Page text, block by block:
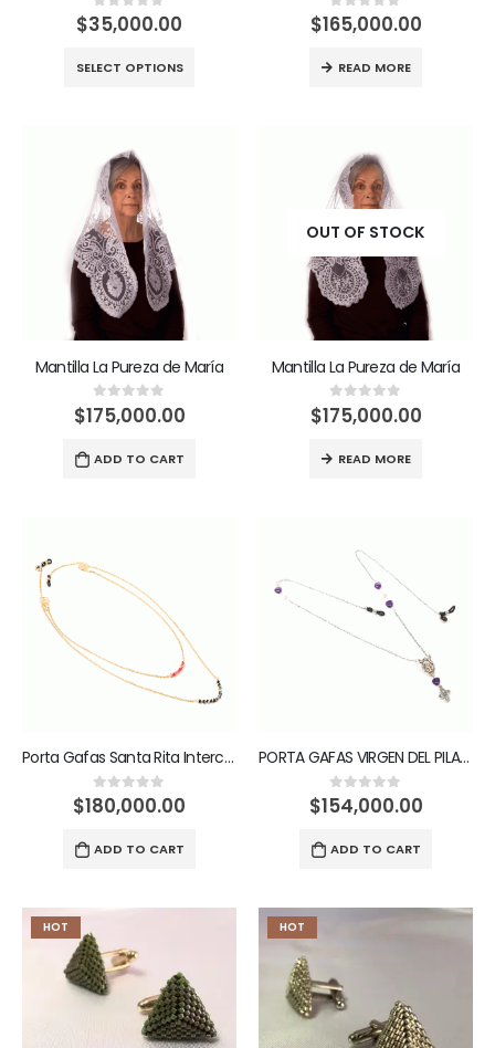
0 out of 5
$35,000.00
SELECT OPTIONS
0out of 5
$165,000.00
READ MORE
Mantilla La Pureza de María
0out of 5
$175,000.00
ADD TO CART
OUT OF STOCK
Mantilla La Pureza de María
0out of 5
$175,000.00
READ MORE
Porta Gafas Santa Rita Intercede por lo imposible
0out of 5
$180,000.00
ADD TO CART
PORTA GAFAS VIRGEN DEL PILAR, MI AMOR PERFECTO
0out of 5
$154,000.00
ADD TO CART
HOT HOT